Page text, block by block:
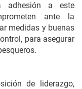
a este
ante la
medidas y buenas
para asegurar
de liderazgo,